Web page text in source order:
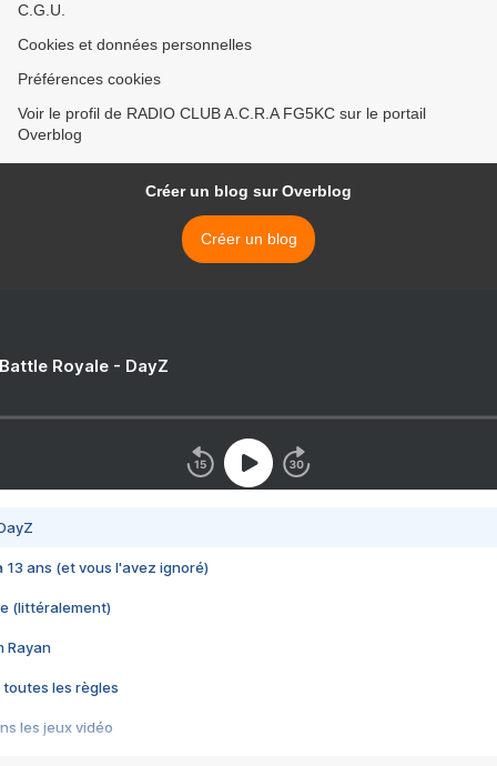
C.G.U.
Cookies et données personnelles
Préférences cookies
Voir le profil de RADIO CLUB A.C.R.A FG5KC sur le portail
Overblog
Créer un blog sur Overblog
Créer un blog
Royale - DayZ
13 ans (et vous l'avez ignoré)
(littéralement)
Rayan
toutes les règles
les jeux vidéo